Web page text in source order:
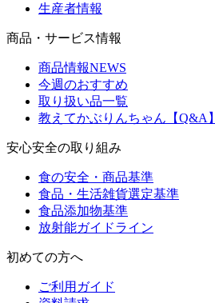
生産者情報
商品・サービス情報
商品情報NEWS
今週のおすすめ
取り扱い品一覧
教えてかぶりんちゃん【Q&A】
安心安全の取り組み
食の安全・商品基準
食品・生活雑貨選定基準
食品添加物基準
放射能ガイドライン
初めての方へ
ご利用ガイド